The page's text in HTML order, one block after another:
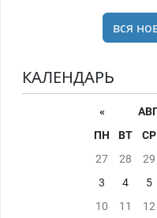
вся
КАЛЕНДАРЬ
«
ПН
ВТ СР
27
28 29
3
4 5
10
11 12